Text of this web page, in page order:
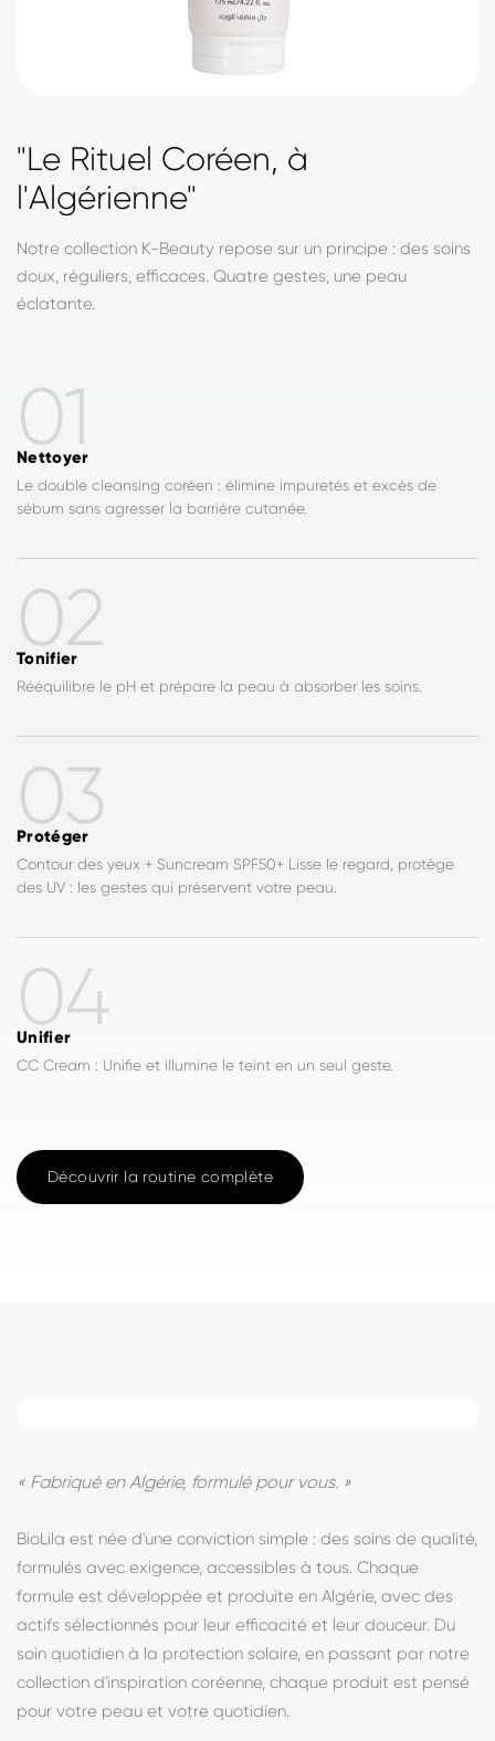
"Le Rituel Coréen, à
l'Algérienne"
Notre collection K-Beauty repose sur un principe : des soins
doux, réguliers, efficaces. Quatre gestes, une peau
éclatante.
01
Nettoyer
Le double cleansing coréen : élimine impuretés et excès de
sébum sans agresser la barrière cutanée.
02
Tonifier
Rééquilibre le pH et prépare la peau à absorber les soins.
03
Protéger
Contour des yeux + Suncream SPF50+ Lisse le regard, protège
des UV : les gestes qui préservent votre peau.
04
Unifier
CC Cream : Unifie et illumine le teint en un seul geste.
Découvrir la routine complète